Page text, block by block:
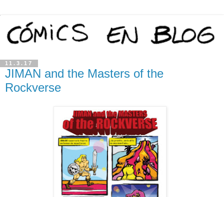
11.3.17
JIMAN and the Masters of the
Rockverse